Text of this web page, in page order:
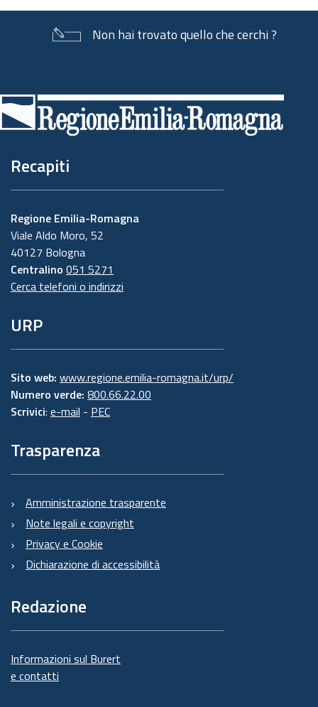
Non hai trovato quello che cerchi ?
di
pagina
Recapiti
Regione Emilia-Romagna
Viale Aldo Moro, 52
40127 Bologna
Centralino 051 5271
Cerca telefoni o indirizzi
URP
Sito web: www.regione.emilia-romagna.it/urp/
Numero verde: 800.66.22.00
Scrivici: e-mail - PEC
Trasparenza
Amministrazione trasparente
Note legali e copyright
Privacy e Cookie
Dichiarazione di accessibilità
Redazione
Informazioni sul Burert
e contatti